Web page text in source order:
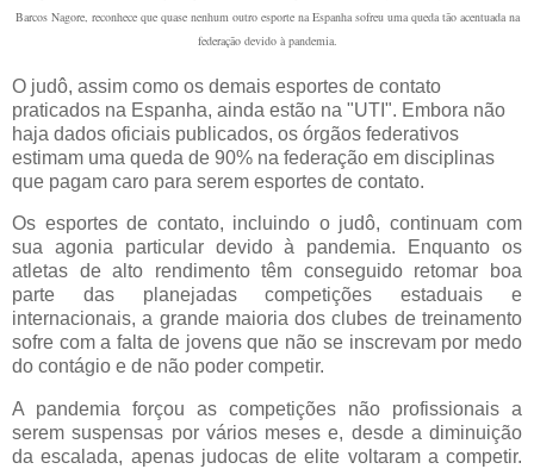
Barcos Nagore, reconhece que quase nenhum outro esporte na Espanha sofreu uma queda tão acentuada na
federação devido à pandemia.
O judô, assim como os demais esportes de contato
praticados na Espanha, ainda estão na "UTI". Embora não
haja dados oficiais publicados, os órgãos federativos
estimam uma queda de 90% na federação em disciplinas
que pagam caro para serem esportes de contato.
Os esportes de contato, incluindo o judô, continuam com
sua agonia particular devido à pandemia. Enquanto os
atletas de alto rendimento têm conseguido retomar boa
parte das planejadas competições estaduais e
internacionais, a grande maioria dos clubes de treinamento
sofre com a falta de jovens que não se inscrevam por medo
do contágio e de não poder competir.
A pandemia forçou as competições não profissionais a
serem suspensas por vários meses e, desde a diminuição
da escalada, apenas judocas de elite voltaram a competir.